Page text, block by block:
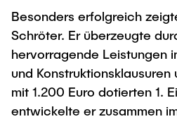
Besonders erfolgreich
Schröter. Er überzeugte
hervorragende Leistungen
und
mit 1.200 Euro dotierten 1.
entwickelte er zusammen